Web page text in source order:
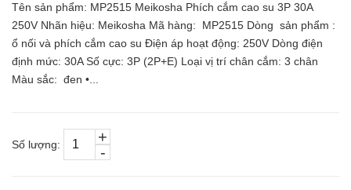
Tên sản phẩm: MP2515 Meikosha Phích cắm cao su 3P 30A
250V Nhãn hiệu: Meikosha Mã hàng: MP2515 Dòng sản phẩm :
ổ nối và phích cắm cao su Điện áp hoạt động: 250V Dòng điện
định mức: 30A Số cực: 3P (2P+E) Loại vị trí chân cắm: 3 chân
Màu sắc: đen •...
Số lượng: -
+